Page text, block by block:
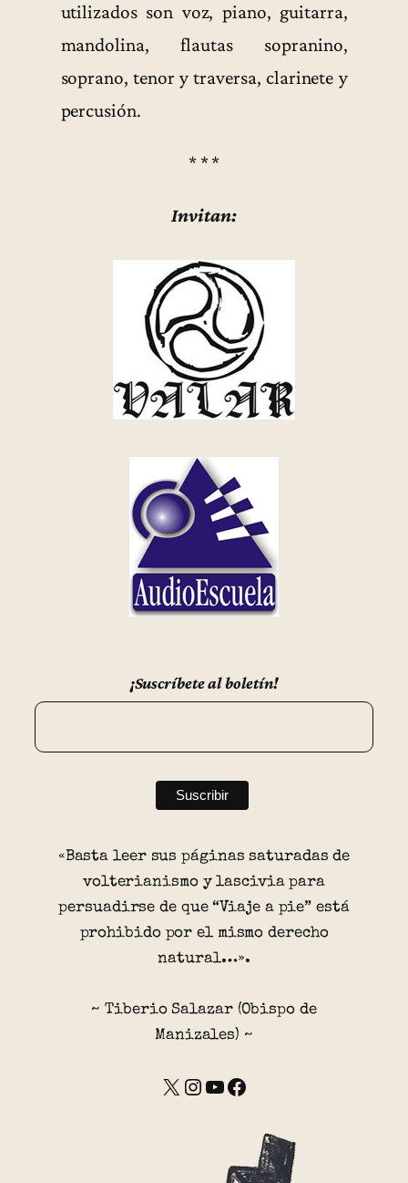
utilizados son voz, piano, guitarra,
mandolina, flautas sopranino,
soprano, tenor y traversa, clarinete y
percusión.
* * *
Invitan:
¡Suscríbete al boletín!
«Basta leer sus páginas saturadas de
volterianismo y lascivia para
persuadirse de que “Viaje a pie” está
prohibido por el mismo derecho
natural…».
~ Tiberio Salazar (Obispo de
Manizales) ~
X Instagram YouTube Facebook